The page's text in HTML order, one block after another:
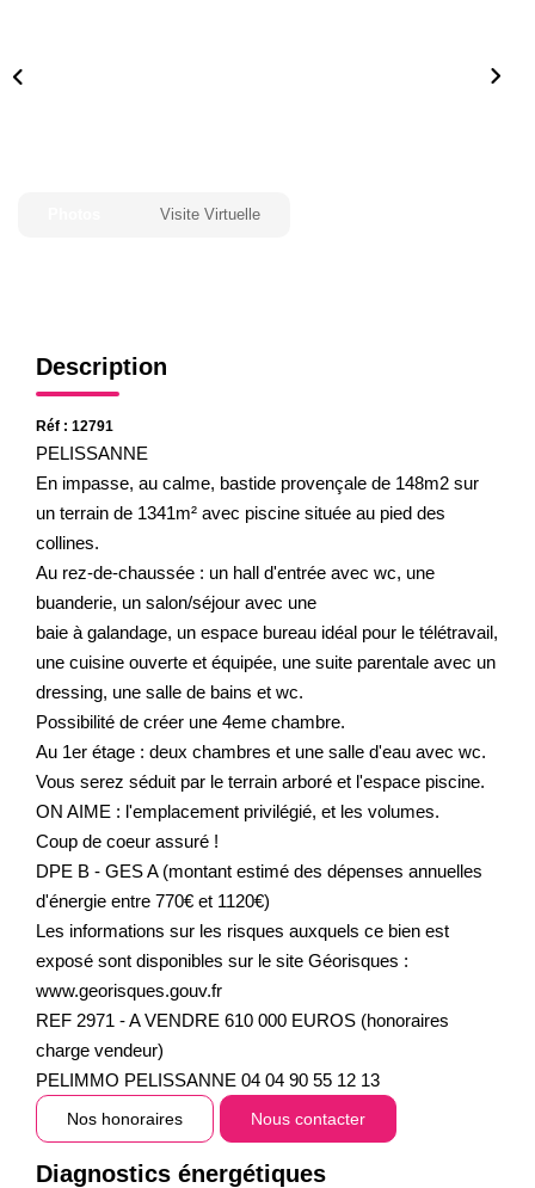
Visite Virtuelle
Description
Réf : 12791
PELISSANNE
En impasse, au calme, bastide provençale de 148m2 sur
un terrain de 1341m² avec piscine située au pied des
collines.
Au rez-de-chaussée : un hall d'entrée avec wc, une
buanderie, un salon/séjour avec une
baie à galandage, un espace bureau idéal pour le télétravail,
une cuisine ouverte et équipée, une suite parentale avec un
dressing, une salle de bains et wc.
Possibilité de créer une 4eme chambre.
Au 1er étage : deux chambres et une salle d'eau avec wc.
Vous serez séduit par le terrain arboré et l'espace piscine.
ON AIME : l'emplacement privilégié, et les volumes.
Coup de coeur assuré !
DPE B - GES A (montant estimé des dépenses annuelles
d'énergie entre 770€ et 1120€)
Les informations sur les risques auxquels ce bien est
exposé sont disponibles sur le site Géorisques :
www.georisques.gouv.fr
REF 2971 - A VENDRE 610 000 EUROS (honoraires
charge vendeur)
PELIMMO PELISSANNE 04 04 90 55 12 13
Nos honoraires Nous contacter
Diagnostics énergétiques